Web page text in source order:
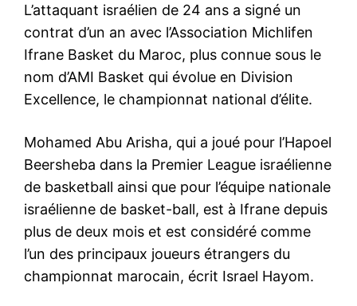
L’attaquant israélien de 24 ans a signé un
contrat d’un an avec l’Association Michlifen
Ifrane Basket du Maroc, plus connue sous le
nom d’AMI Basket qui évolue en Division
Excellence, le championnat national d’élite.
Mohamed Abu Arisha, qui a joué pour l’Hapoel
Beersheba dans la Premier League israélienne
de basketball ainsi que pour l’équipe nationale
israélienne de basket-ball, est à Ifrane depuis
plus de deux mois et est considéré comme
l’un des principaux joueurs étrangers du
championnat marocain, écrit Israel Hayom.